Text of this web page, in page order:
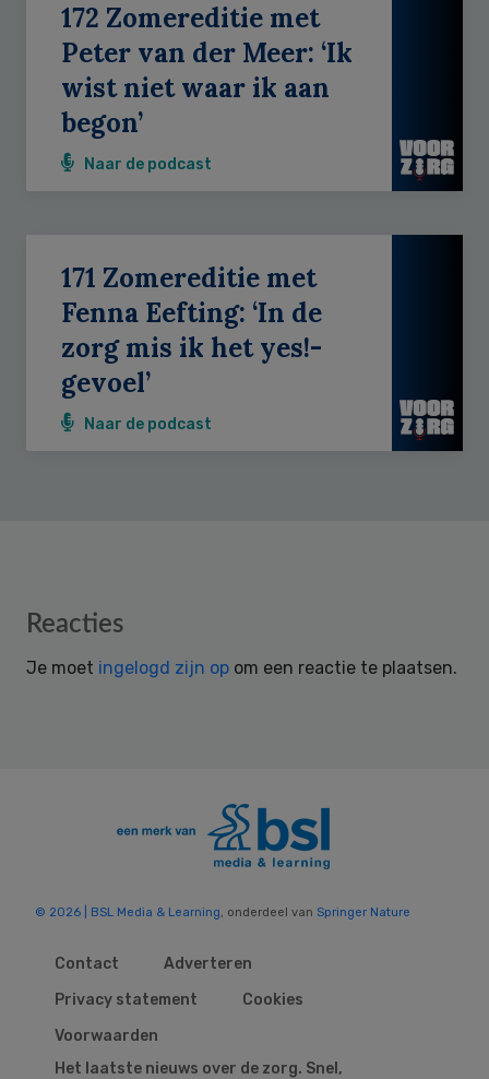
172 Zomereditie met
Peter van der Meer: ‘Ik
wist niet waar ik aan
begon’
Naar de podcast
171 Zomereditie met
Fenna Eefting: ‘In de
zorg mis ik het yes!-
gevoel’
Naar de podcast
Reader
Reacties
Je moet ingelogd zijn op om een reactie te plaatsen.
© 2026 | BSL Media & Learning, onderdeel van Springer Nature
Contact
Adverteren
Privacy statement
Cookies
Voorwaarden
Het laatste nieuws over de zorg. Snel,